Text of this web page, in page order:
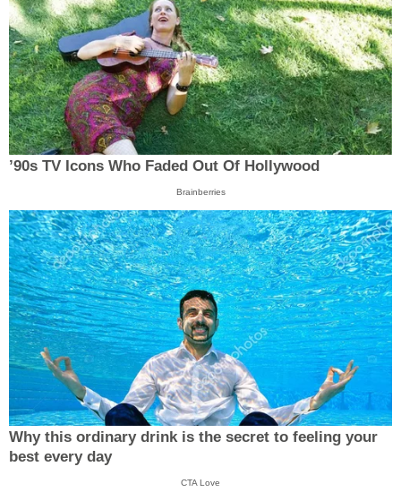
’90s TV Icons Who Faded Out Of Hollywood
Brainberries
Why this ordinary drink is the secret to feeling your
best every day
CTA Love